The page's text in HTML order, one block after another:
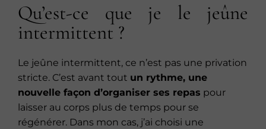
Qu’est-ce que je le jeûne
intermittent ?
Le jeûne intermittent, ce n’est pas une privation
stricte. C’est avant tout un rythme, une
nouvelle façon d’organiser ses repas pour
laisser au corps plus de temps pour se
régénérer. Dans mon cas, j’ai choisi une